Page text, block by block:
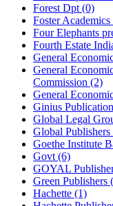
Forest Dpt (0)
Foster Academics
Four Elephants
Fourth Estate
General
General
Commission (2)
General
Ginius
Global Legal
Global Publishers
Goethe Institute
Govt (6)
GOYAL
Green Publishers
Hachette (1)